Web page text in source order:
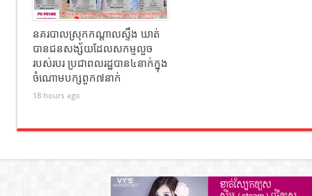
នគរបាលស្រុកកណ្ដាលស្ទឹង ឃាត់
បានជនសង្ស័យដែលសកម្មលួច
របស់របរ ប្រជាពលរដ្ឋបាន៤នាក់ក្នុង
ចំណោមបក្សពួក៧នាក់
18 hours ago